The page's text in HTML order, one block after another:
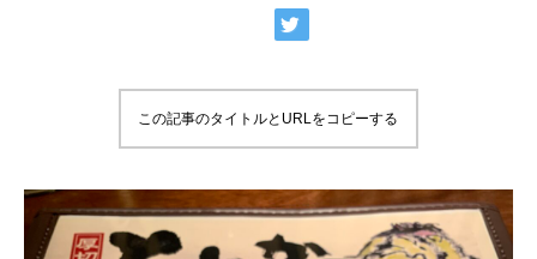
この記事のタイトルとURLをコピーする